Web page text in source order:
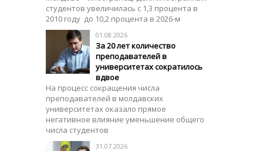
студентов увеличилась с 1,3 процента в
2010 году до 10,2 процента в 2026-м
01.08.2026
За 20 лет количество
преподавателей в
университетах сократилось
вдвое
На процесс сокращения числа
преподавателей в молдавских
университетах оказало прямое
негативное влияние уменьшение общего
числа студентов
31.07.2026